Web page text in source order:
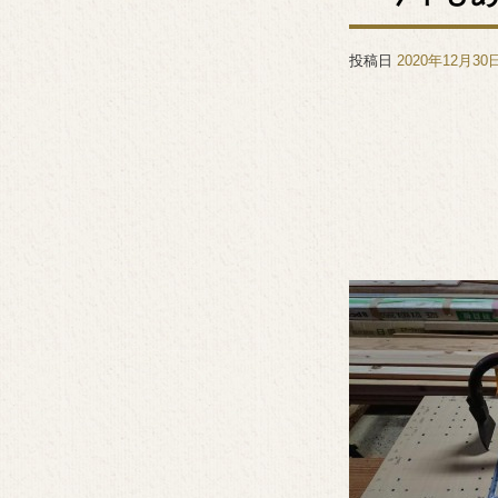
投稿日 2020年12月30